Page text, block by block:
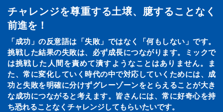
チャレンジを尊重する土壌、臆することなく
前進を！
「成功」の反意語は「失敗」ではなく「何もしない」です。
挑戦した結果の失敗は、必ず成長につながります。ミックで
は挑戦した人間を責めて潰すようなことはありません。ま
た、常に変化していく時代の中で対応していくためには、成
功と失敗を明確に分けずグレーゾーンをとらえることが大き
な成功につながると考えます。皆さんには、常に好奇心を持
ち恐れることなくチャレンジしてもらいたいです。